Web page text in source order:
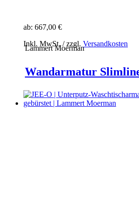
ab: 667,00 €
Inkl. MwSt. / zzgl. Versandkosten
Lammert Moerman
Wandarmatur